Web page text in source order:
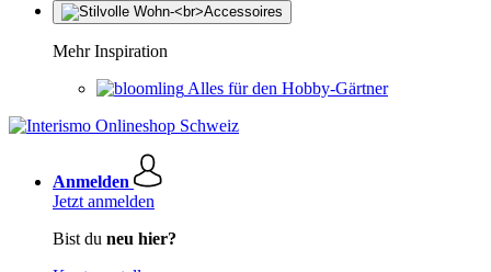
Mehr Inspiration
Alles für den Hobby-Gärtner
Anmelden
Jetzt anmelden
Bist du neu hier?